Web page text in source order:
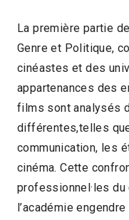
La première partie
Genre et Politique,
cinéastes et des
appartenances des
films sont analysés
différentes,telles
communication, les
cinéma. Cette
professionnel·les
l’académie